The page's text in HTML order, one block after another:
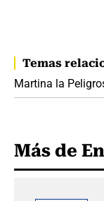
Temas
Martina la
Más de